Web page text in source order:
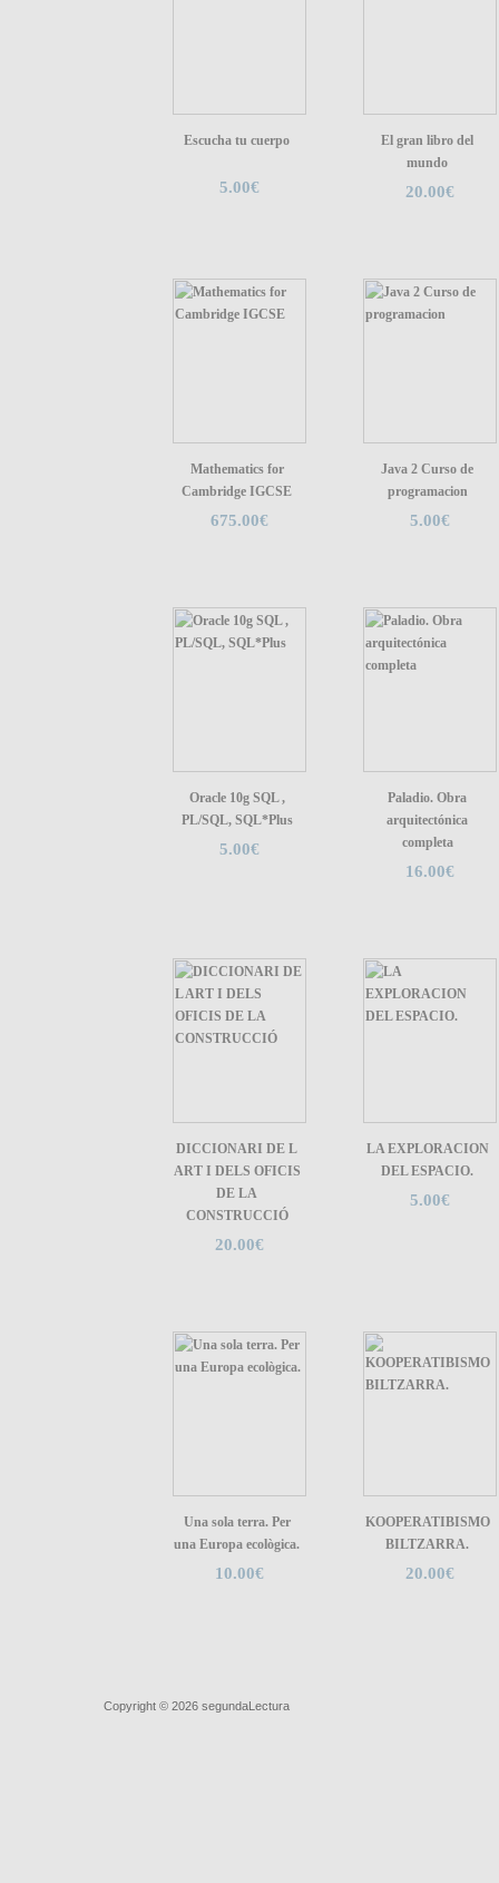
Escucha tu cuerpo
5.00€
El gran libro del
mundo
20.00€
Mathematics for
Cambridge IGCSE
675.00€
Java 2 Curso de
programacion
5.00€
Oracle 10g SQL ,
PL/SQL, SQL*Plus
5.00€
Paladio. Obra
arquitectónica
completa
16.00€
DICCIONARI DE L
ART I DELS OFICIS
DE LA
CONSTRUCCIÓ
20.00€
LA EXPLORACION
DEL ESPACIO.
5.00€
Una sola terra. Per
una Europa ecològica.
10.00€
KOOPERATIBISMO
BILTZARRA.
20.00€
Copyright © 2026 segundaLectura